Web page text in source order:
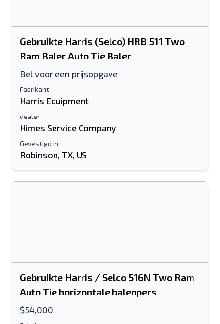
Gebruikte Harris (Selco) HRB 511 Two
Ram Baler Auto Tie Baler
Bel voor een prijsopgave
Fabrikant
Harris Equipment
dealer
Himes Service Company
Gevestigd in
Robinson, TX, US
Gebruikte Harris / Selco 516N Two Ram
Auto Tie horizontale balenpers
$54,000